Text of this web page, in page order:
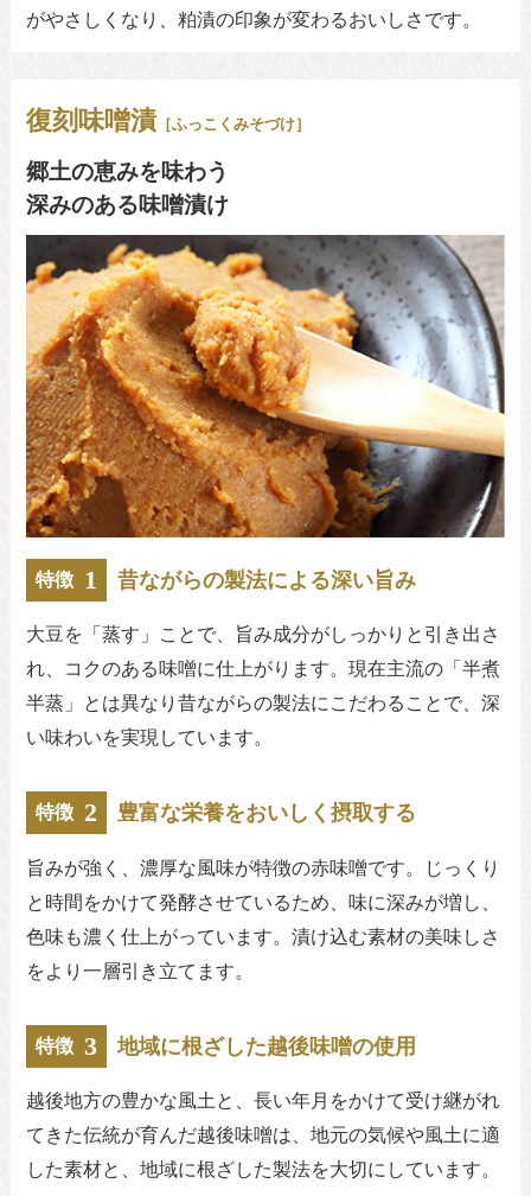
がやさしくなり、粕漬の印象が変わるおいしさです。
復刻味噌漬 ［ふっこくみそづけ］
郷土の恵みを味わう
深みのある味噌漬け
特徴 1 昔ながらの製法による深い旨み
大豆を「蒸す」ことで、旨み成分がしっかりと引き出さ
れ、コクのある味噌に仕上がります。現在主流の「半煮
半蒸」とは異なり昔ながらの製法にこだわることで、深
い味わいを実現しています。
特徴 2 豊富な栄養をおいしく摂取する
旨みが強く、濃厚な風味が特徴の赤味噌です。じっくり
と時間をかけて発酵させているため、味に深みが増し、
色味も濃く仕上がっています。漬け込む素材の美味しさ
をより一層引き立てます。
特徴 3 地域に根ざした越後味噌の使用
越後地方の豊かな風土と、長い年月をかけて受け継がれ
てきた伝統が育んだ越後味噌は、地元の気候や風土に適
した素材と、地域に根ざした製法を大切にしています。